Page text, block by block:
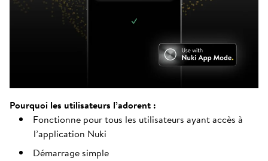
Pourquoi les utilisateurs l’adorent :
Fonctionne pour tous les utilisateurs ayant accès à
l’application Nuki
Démarrage simple